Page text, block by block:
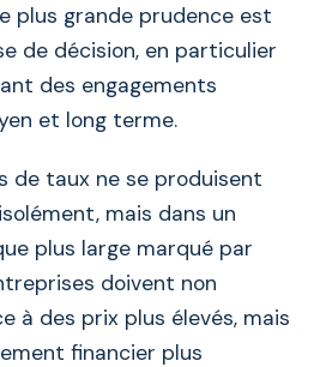
plus grande prudence est
de décision, en particulier
des engagements
et long terme.
de taux ne se produisent
mais dans un
plus large marqué par
doivent non
à des prix plus élevés, mais
financier plus